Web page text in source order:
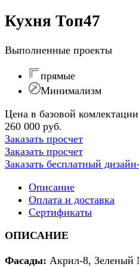
Кухня Топ47
Выполненные проекты
прямые
Минимализм
Цена в базовой комлектации
260 000 руб.
Заказать просчет
Заказать просчет
Заказать бесплатный
Описание
Оплата и доставка
Сертификаты
ОПИСАНИЕ
Фасады: Акрил-8,